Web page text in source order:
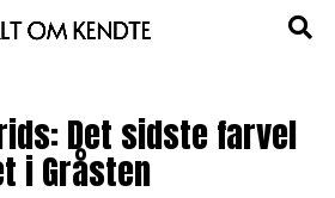
Det sidste farvel
i Gråsten